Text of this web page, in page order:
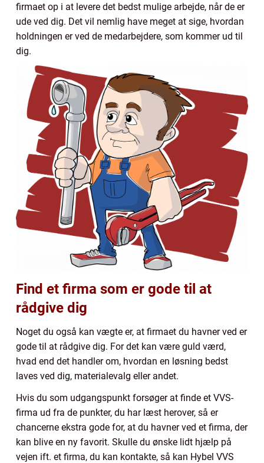
firmaet op i at levere det bedst mulige arbejde, når de er
ude ved dig. Det vil nemlig have meget at sige, hvordan
holdningen er ved de medarbejdere, som kommer ud til
dig.
Find et firma som er gode til at
rådgive dig
Noget du også kan vægte er, at firmaet du havner ved er
gode til at rådgive dig. For det kan være guld værd,
hvad end det handler om, hvordan en løsning bedst
laves ved dig, materialevalg eller andet.
Hvis du som udgangspunkt forsøger at finde et VVS-
firma ud fra de punkter, du har læst herover, så er
chancerne ekstra gode for, at du havner ved et firma, der
kan blive en ny favorit. Skulle du ønske lidt hjælp på
vejen ift. et firma, du kan kontakte, så kan Hybel VVS